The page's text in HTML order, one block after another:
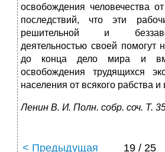
освобождения человечества
последствий, что эти
решительной и
деятельностью своей помогут
до конца дело мира и
освобождения трудящихся
населения от всякого рабства и
Ленин В. И. Полн. собр. соч. Т.
< Предыдущая 19 / 25